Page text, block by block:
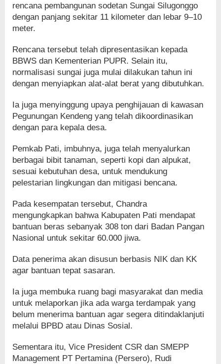
rencana pembangunan sodetan Sungai Silugonggo
dengan panjang sekitar 11 kilometer dan lebar 9–10
meter.
Rencana tersebut telah dipresentasikan kepada
BBWS dan Kementerian PUPR. Selain itu,
normalisasi sungai juga mulai dilakukan tahun ini
dengan menyiapkan alat-alat berat yang dibutuhkan.
Ia juga menyinggung upaya penghijauan di kawasan
Pegunungan Kendeng yang telah dikoordinasikan
dengan para kepala desa.
Pemkab Pati, imbuhnya, juga telah menyalurkan
berbagai bibit tanaman, seperti kopi dan alpukat,
sesuai kebutuhan desa, untuk mendukung
pelestarian lingkungan dan mitigasi bencana.
Pada kesempatan tersebut, Chandra
mengungkapkan bahwa Kabupaten Pati mendapat
bantuan beras sebanyak 308 ton dari Badan Pangan
Nasional untuk sekitar 60.000 jiwa.
Data penerima akan disusun berbasis NIK dan KK
agar bantuan tepat sasaran.
Ia juga membuka ruang bagi masyarakat dan media
untuk melaporkan jika ada warga terdampak yang
belum menerima bantuan agar segera ditindaklanjuti
melalui BPBD atau Dinas Sosial.
Sementara itu, Vice President CSR dan SMEPP
Management PT Pertamina (Persero), Rudi